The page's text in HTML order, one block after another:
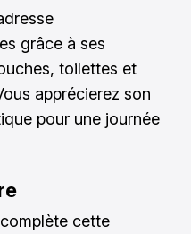
grâce à ses
toilettes et
apprécierez son
pour une journée
complète cette